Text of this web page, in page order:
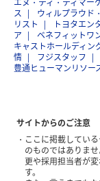
ス
ウィルプラウド
リスト
トヨタエン
ア
ベネフィットワ
キャストホールディン
情
フジスタッフ
豊通ヒューマンリソー
サイトからのご注意
ここに掲載してい
のものではありま
更や採用担当者が
す。